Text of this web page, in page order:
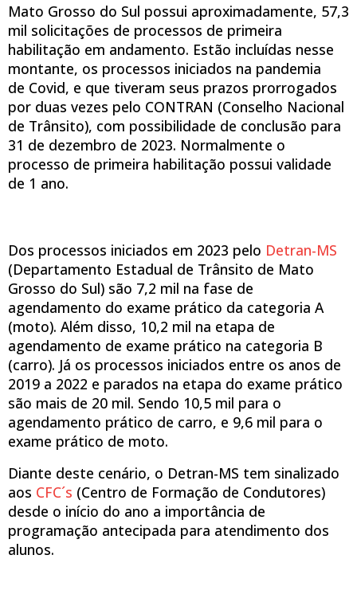
Mato Grosso do Sul possui aproximadamente, 57,3
mil solicitações de processos de primeira
habilitação em andamento. Estão incluídas nesse
montante, os processos iniciados na pandemia
de Covid, e que tiveram seus prazos prorrogados
por duas vezes pelo CONTRAN (Conselho Nacional
de Trânsito), com possibilidade de conclusão para
31 de dezembro de 2023. Normalmente o
processo de primeira habilitação possui validade
de 1 ano.
Dos processos iniciados em 2023 pelo Detran-MS
(Departamento Estadual de Trânsito de Mato
Grosso do Sul) são 7,2 mil na fase de
agendamento do exame prático da categoria A
(moto). Além disso, 10,2 mil na etapa de
agendamento de exame prático na categoria B
(carro). Já os processos iniciados entre os anos de
2019 a 2022 e parados na etapa do exame prático
são mais de 20 mil. Sendo 10,5 mil para o
agendamento prático de carro, e 9,6 mil para o
exame prático de moto.
Diante deste cenário, o Detran-MS tem sinalizado
aos CFC´s (Centro de Formação de Condutores)
desde o início do ano a importância de
programação antecipada para atendimento dos
alunos.